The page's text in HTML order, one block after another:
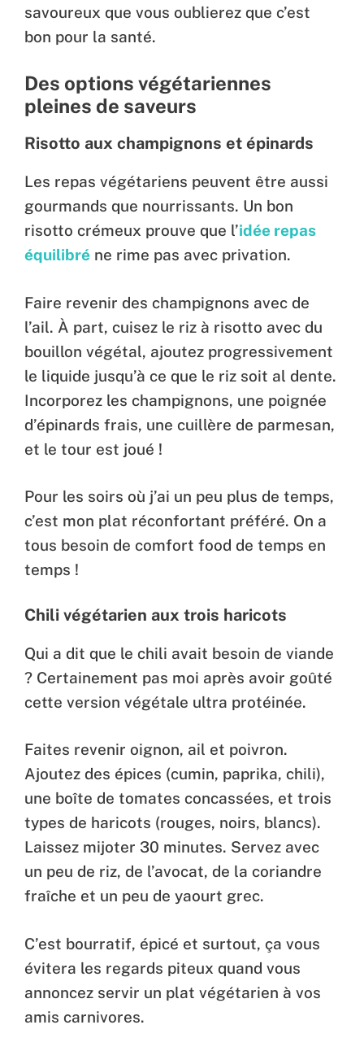
savoureux que vous oublierez que c’est
bon pour la santé.
Des options végétariennes
pleines de saveurs
Risotto aux champignons et épinards
Les repas végétariens peuvent être aussi
gourmands que nourrissants. Un bon
risotto crémeux prouve que l’idée repas
équilibré ne rime pas avec privation.
Faire revenir des champignons avec de
l’ail. À part, cuisez le riz à risotto avec du
bouillon végétal, ajoutez progressivement
le liquide jusqu’à ce que le riz soit al dente.
Incorporez les champignons, une poignée
d’épinards frais, une cuillère de parmesan,
et le tour est joué !
Pour les soirs où j’ai un peu plus de temps,
c’est mon plat réconfortant préféré. On a
tous besoin de comfort food de temps en
temps !
Chili végétarien aux trois haricots
Qui a dit que le chili avait besoin de viande
? Certainement pas moi après avoir goûté
cette version végétale ultra protéinée.
Faites revenir oignon, ail et poivron.
Ajoutez des épices (cumin, paprika, chili),
une boîte de tomates concassées, et trois
types de haricots (rouges, noirs, blancs).
Laissez mijoter 30 minutes. Servez avec
un peu de riz, de l’avocat, de la coriandre
fraîche et un peu de yaourt grec.
C’est bourratif, épicé et surtout, ça vous
évitera les regards piteux quand vous
annoncez servir un plat végétarien à vos
amis carnivores.